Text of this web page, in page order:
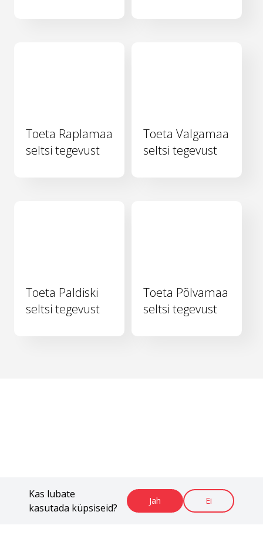
Kas lubate
kasutada küpsiseid?
Jah Ei
Toeta Raplamaa
seltsi tegevust
Toeta Valgamaa
seltsi tegevust
Toeta Paldiski
seltsi tegevust
Toeta Põlvamaa
seltsi tegevust